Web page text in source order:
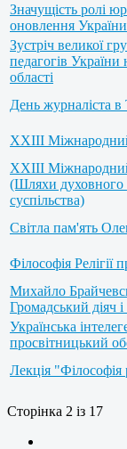
Значущість ролі
оновлення України
Зустріч великої
педагогів
області
День журналіста в
XXIII
XXIII
(Шляхи духовного
суспільства)
Світла пам'ять
Філософія Релігії
Михайло
Громадський діяч
Українська
просвітницький
Лекція "Філософія
Сторінка 2 із 17